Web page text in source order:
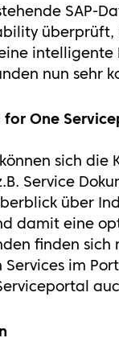
SAP-
intelligente
nun sehr
for One
sich die
Service
über
damit eine
finden sich
Services im